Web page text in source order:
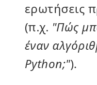
ερωτήσεις
(π.χ. "Πώς
έναν
Python;").